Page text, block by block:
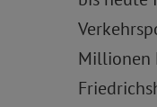
Millionen